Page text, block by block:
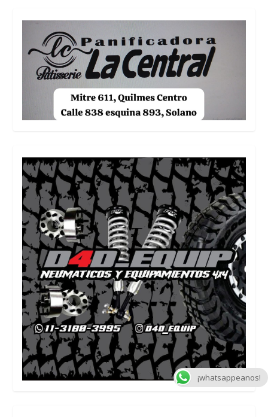
¡whatsappeanos!